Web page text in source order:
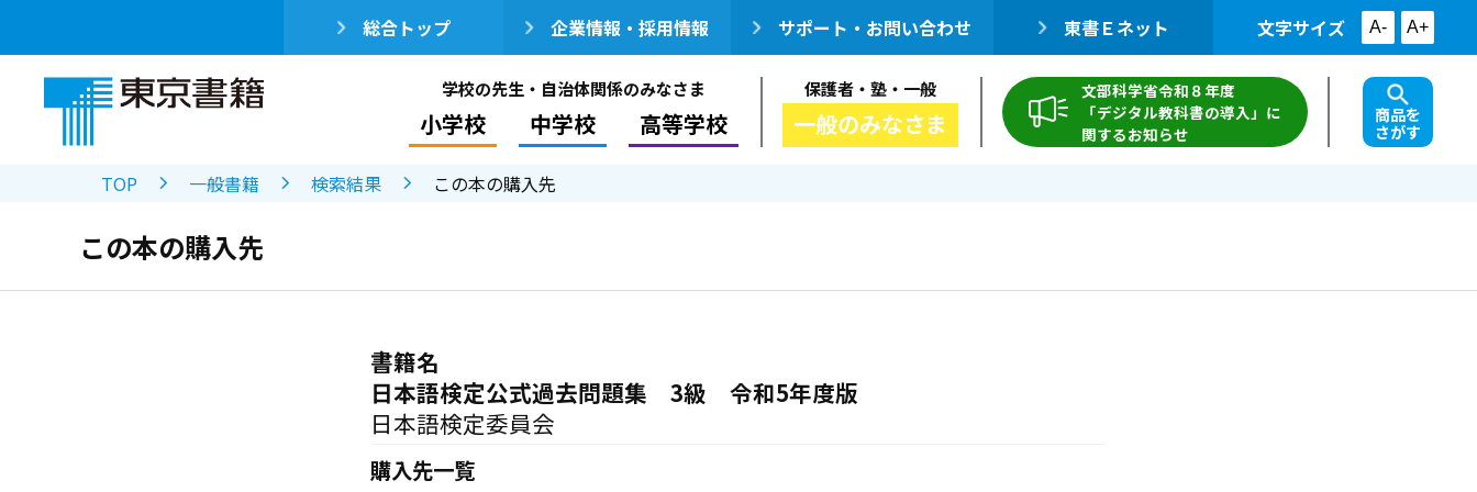
総合トップ 企業情報・採用情報 サポート・お問い合わせ 東書Ｅネット 文字サイズ A- A+
学校の先生・自治体関係のみなさま
小学校 中学校 高等学校
保護者・塾・一般
一般のみなさま
文部科学省令和８年度
「デジタル教科書の導入」に
関するお知らせ
商品を
さがす
TOP 一般書籍 検索結果 この本の購入先
この本の購入先
書籍名
日本語検定公式過去問題集 3級 令和5年度版
日本語検定委員会
購入先一覧